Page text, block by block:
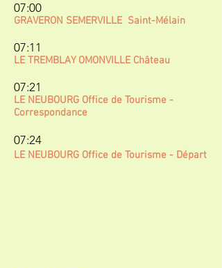
07:00
GRAVERON SEMERVILLE Saint-Mélain
07:11
LE TREMBLAY OMONVILLE Château
07:21
LE NEUBOURG Office de Tourisme -
Correspondance
07:24
LE NEUBOURG Office de Tourisme - Départ